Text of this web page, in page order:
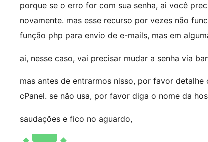
porque se o erro for com sua senha, ai você
novamente. mas esse recurso por vezes não
função php para envio de e-mails, mas em
ai, nesse caso, vai precisar mudar a senha via
mas antes de entrarmos nisso, por favor
cPanel. se não usa, por favor diga o nome da
saudações e fico no aguardo,